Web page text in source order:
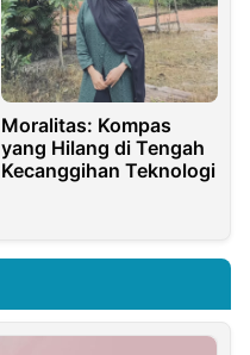
Moralitas: Kompas
yang Hilang di Tengah
Kecanggihan Teknologi